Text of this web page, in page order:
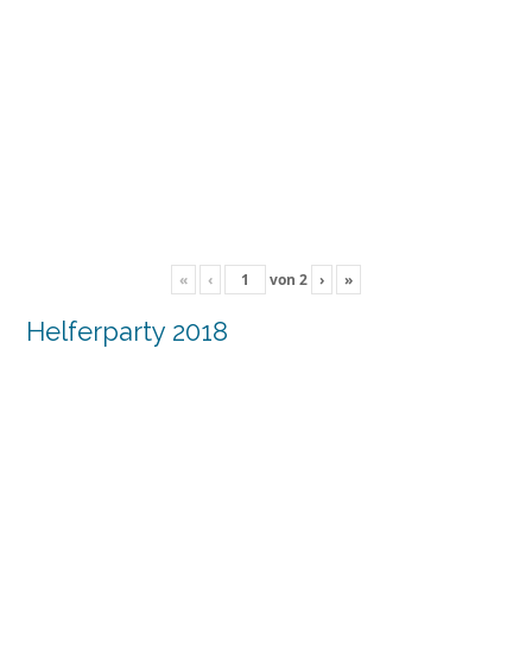
« ‹ von 2 › »
Helferparty 2018